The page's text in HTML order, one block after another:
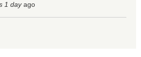
1 dayago